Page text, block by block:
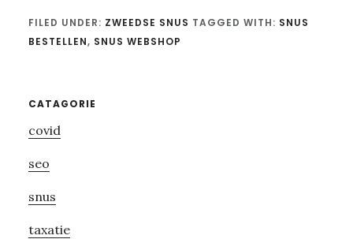
FILED UNDER: ZWEEDSE SNUS TAGGED WITH: SNUS
BESTELLEN, SNUS WEBSHOP
Primary
Sidebar
CATAGORIE
covid
seo
snus
taxatie